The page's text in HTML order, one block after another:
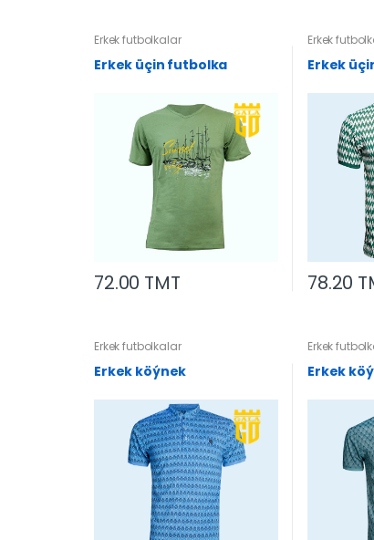
Erkek futbolkalar
Erkek üçin futbolka
72.00 TMT
Erkek
Erkek
78.20
Erkek futbolkalar
Erkek köýnek
Erkek
Erkek